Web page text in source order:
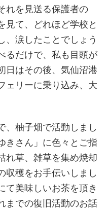
れを見送る保護者の
見て、どれほど学校と
、涙したことでしょう
るだけで、私も目頭が
日はその後、気仙沼港
ェリーに乗り込み、大
、柚子畑で活動しまし
きさん」に色々とご指
れ草、雑草を集め焼却
収穫をお手伝いしまし
て美味しいお茶を頂き
までの復旧活動のお話